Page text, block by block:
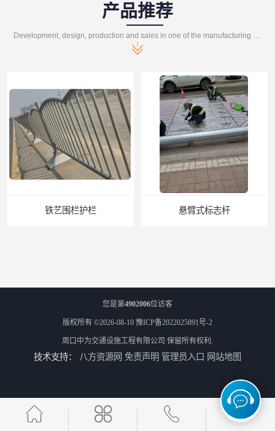
产品推荐
铁艺围栏护栏 悬臂式标志杆
您是第4902006位访客
版权所有 ©2026-08-10 豫ICP备2022025891号-2
周口中为交通设施工程有限公司 保留所有权利.
技术支持： 八方资源网 免责声明 管理员入口 网站地图